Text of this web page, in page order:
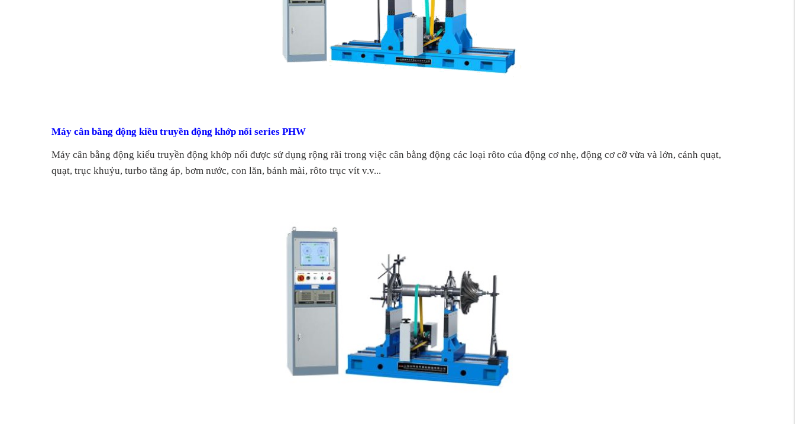
Máy cân bằng động kiều truyền động khớp nối series PHW
Máy cân bằng động kiểu truyền động khớp nối được sử dụng rộng rãi trong việc cân bằng động các loại rôto của động cơ nhẹ, động cơ cỡ vừa và lớn, cánh quạt,
quạt, trục khuỷu, turbo tăng áp, bơm nước, con lăn, bánh mài, rôto trục vít v.v...